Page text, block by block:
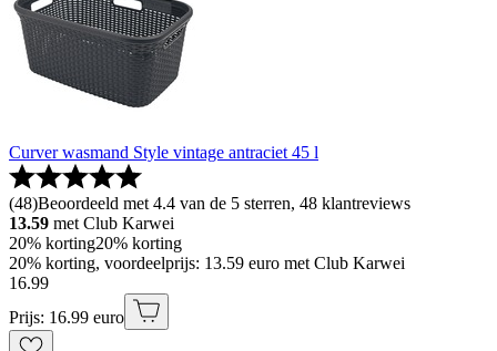
Curver wasmand Style vintage antraciet 45 l
(48)Beoordeeld met 4.4 van de 5 sterren, 48 klantreviews
13.59 met Club Karwei
20% korting20% korting
20% korting, voordeelprijs: 13.59 euro met Club Karwei
16.99
Prijs: 16.99 euro